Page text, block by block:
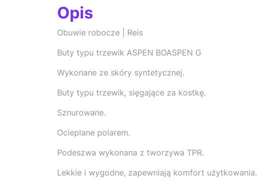
Opis
Obuwie robocze | Reis
Buty typu trzewik ASPEN BOASPEN G
Wykonane ze skóry syntetycznej.
Buty typu trzewik, sięgające za kostkę.
Sznurowane.
Ocieplane polarem.
Podeszwa wykonana z tworzywa TPR.
Lekkie i wygodne, zapewniają komfort użytkowania.